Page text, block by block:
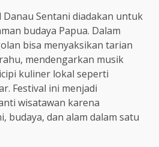
Danau Sentani diadakan untuk
budaya Papua. Dalam
bisa menyaksikan tarian
mendengarkan musik
kuliner lokal seperti
Festival ini menjadi
wisatawan karena
budaya, dan alam dalam satu